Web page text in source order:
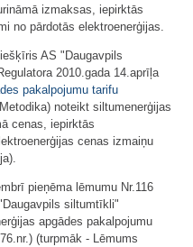
izmaksas, iepirktās
no pārdotās elektroenerģijas.
AS "Daugavpils
2010.gada 14.aprīļa
pakalpojumu tarifu
noteikt siltumenerģijas
cenas, iepirktās
cenas izmaiņu
pieņēma lēmumu Nr.116
siltumtīkli"
apgādes pakalpojumu
(turpmāk - Lēmums